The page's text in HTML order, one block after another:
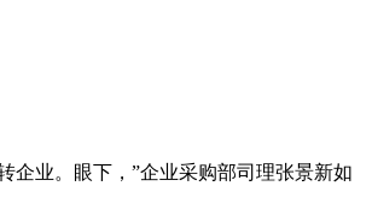
业。眼下，”企业采购部司理张景新如